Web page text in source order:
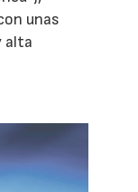
unas
alta